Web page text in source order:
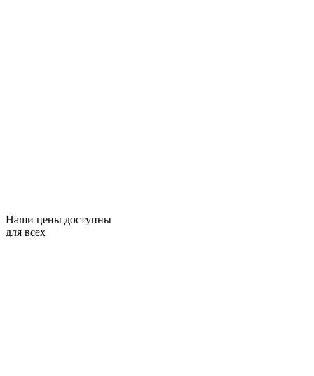
Наши цены доступны
для всех